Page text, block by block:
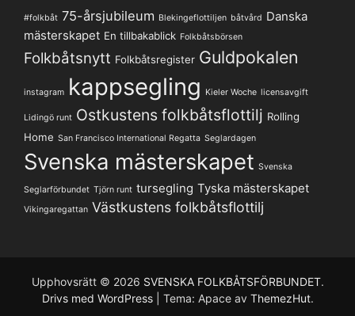
#folkbåt 75-årsjubileum Blekingeflottiljen båtvård Danska
mästerskapet En tillbakablick Folkbåtsbörsen
Folkbåtsnytt Folkbåtsregister Guldpokalen
instagram kappsegling Kieler Woche licensavgift
Lidingö runt Ostkustens folkbåtsflottilj Rolling
Home San Francisco International Regatta Seglardagen
Svenska mästerskapet Svenska
Seglarförbundet Tjörn runt tursegling Tyska mästerskapet
Vikingaregattan Västkustens folkbåtsflottilj
Upphovsrätt © 2026 SVENSKA FOLKBÅTSFÖRBUNDET.
Drivs med WordPress
Tema: Apace av ThemezHut.